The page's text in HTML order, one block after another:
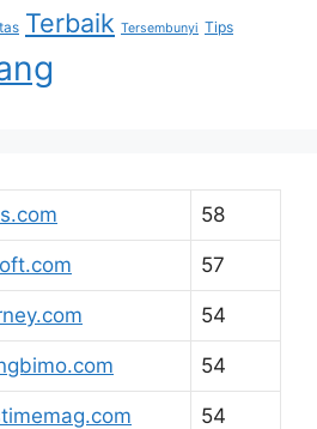
Terbaik Tersembunyi Tips
58
57
54
54
54